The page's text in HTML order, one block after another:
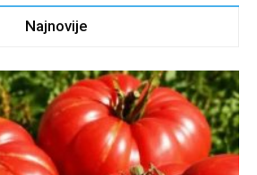
Najnovije